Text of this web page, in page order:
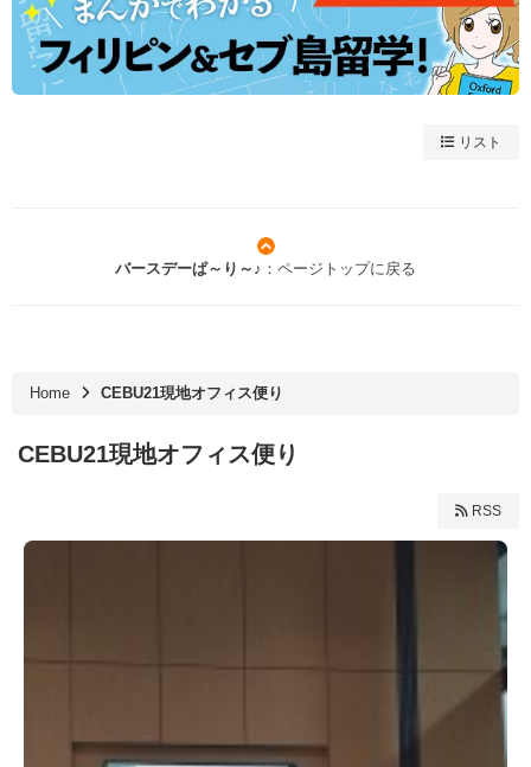
リスト
バースデーぱ～り～♪ ：ページトップに戻る
Home CEBU21現地オフィス便り
CEBU21現地オフィス便り
RSS